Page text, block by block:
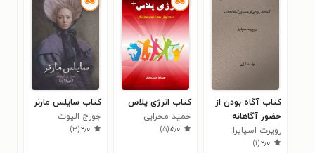
کتاب آگاه بودن از
حضور آگاهانه
روپرت اسپایرا
۲٫۰(۱)
کتاب انرژی پلاس
حمید محرابی
۵٫۰(۵)
کتاب سایلس مارنر
جورج الیوت
۲٫۰(۳)